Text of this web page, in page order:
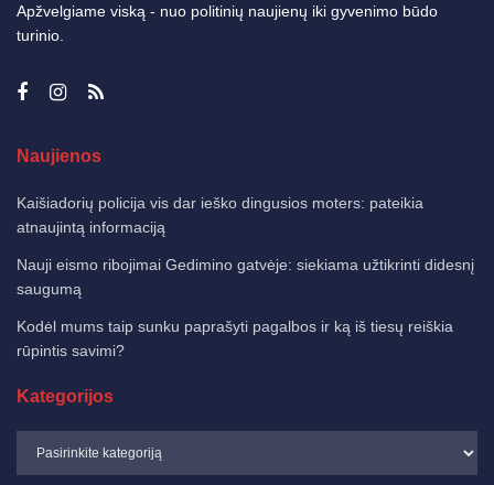
Apžvelgiame viską - nuo politinių naujienų iki gyvenimo būdo
turinio.
Naujienos
Kaišiadorių policija vis dar ieško dingusios moters: pateikia
atnaujintą informaciją
Nauji eismo ribojimai Gedimino gatvėje: siekiama užtikrinti didesnį
saugumą
Kodėl mums taip sunku paprašyti pagalbos ir ką iš tiesų reiškia
rūpintis savimi?
Kategorijos